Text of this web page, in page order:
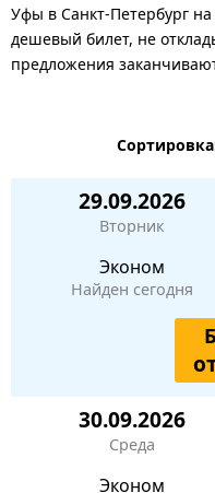
Уфы в Санкт-Петербург
дешевый билет, не
предложения
29.09.2026
Вторник
Эконом
Найден сегодня
30.09.2026
Среда
Эконом